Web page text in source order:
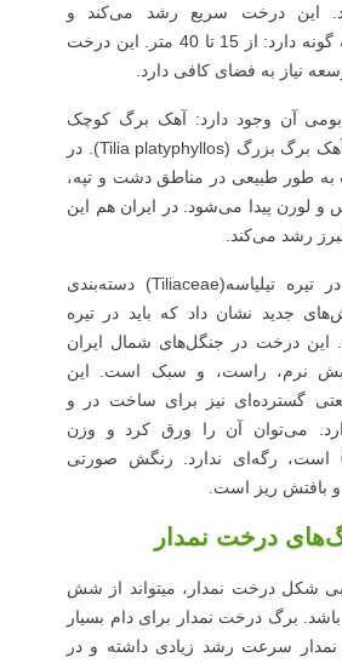
این درخت سریع رشد می‌کند و
ارتفاعش بستگی به گونه دارد: از 15 تا 40 متر. این درخت
نیاز به فضای کافی دارد.
بومی آن وجود دارد: آهک برگ کوچک
(Tilia cordata ) و آهک برگ بزرگ (Tilia platyphyllos). در
به طور طبیعی در مناطق دشت و تپه،
لورن پیدا می‌شود. در ایران هم این
رشد می‌کند.
درخت نمدار قبلا در تیره تیلیاسه(Tiliaceae) دسته‌بندی
جدید نشان داد که باید در تیره
این درخت در جنگل‌های شمال ایران
نرم، راست، و سبک است. این
گسترده‌ای نیز برای ساخت در و
می‌توان آن را ورق کرد و وزن
مخصوص آن 0/52 است، رگه‌ای ندارد. رنگش صورتی
بافتش ریز است.
درخت نمدار
شکل درخت نمدار، میتواند از شش
برگ درخت نمدار برای دام بسیار
سرعت رشد زیادی داشته و در